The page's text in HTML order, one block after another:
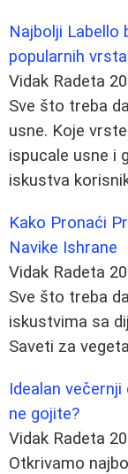
Najbolji Labello
popularnih
Vidak Radeta
Sve što treba
usne. Koje
ispucale usne i
iskustva
Kako Pronaći
Navike Ishrane
Vidak Radeta
Sve što treba
iskustvima sa
Saveti za
Idealan
ne gojite?
Vidak Radeta
Otkrivamo